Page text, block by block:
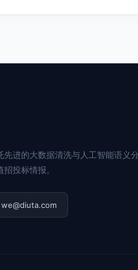
先进的大数据清洗与人工智能语义
投标情报。
we@diuta.com